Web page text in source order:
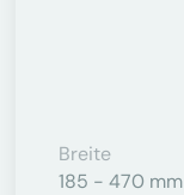
Breite
185 - 470 mm